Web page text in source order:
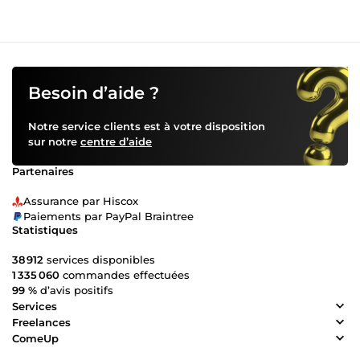
Besoin d’aide ?
Notre service clients est à votre disposition
sur notre centre d’aide
Partenaires
Assurance par Hiscox
Paiements par PayPal Braintree
Statistiques
38 912 services disponibles
1 335 060 commandes effectuées
99 % d’avis positifs
Services
Freelances
ComeUp